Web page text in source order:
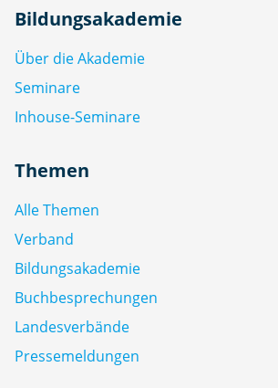
Bildungsakademie
Über die Akademie
Seminare
Inhouse-Seminare
Themen
Alle Themen
Verband
Bildungsakademie
Buchbesprechungen
Landesverbände
Pressemeldungen